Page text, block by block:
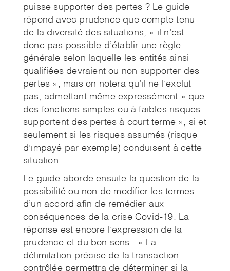
puisse supporter des pertes ? Le guide
répond avec prudence que compte tenu
de la diversité des situations, « il n’est
donc pas possible d’établir une règle
générale selon laquelle les entités ainsi
qualifiées devraient ou non supporter des
pertes », mais on notera qu’il ne l’exclut
pas, admettant même expressément « que
des fonctions simples ou à faibles risques
supportent des pertes à court terme », si et
seulement si les risques assumés (risque
d’impayé par exemple) conduisent à cette
situation.
Le guide aborde ensuite la question de la
possibilité ou non de modifier les termes
d’un accord afin de remédier aux
conséquences de la crise Covid-19. La
réponse est encore l’expression de la
prudence et du bon sens : « La
délimitation précise de la transaction
contrôlée permettra de déterminer si la